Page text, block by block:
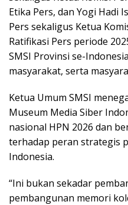
Etika Pers, dan Yogi Hadi
Pers sekaligus Ketua
Ratifikasi Pers periode
SMSI Provinsi se-
masyarakat, serta
Ketua Umum SMSI
Museum Media Siber
nasional HPN 2026 dan
terhadap peran strategis
Indonesia.
“Ini bukan sekadar
pembangunan memori